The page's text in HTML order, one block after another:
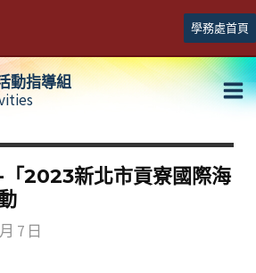
學務處首頁
動指導組
2023新北市貢寮國際海
7 日